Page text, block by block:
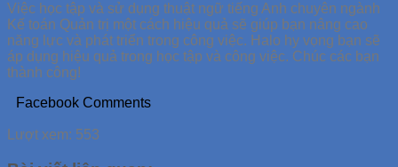
Việc học tập và sử dụng thuật ngữ tiếng Anh chuyên ngành
Kế toán Quản trị một cách hiệu quả sẽ giúp bạn nâng cao
năng lực và phát triển trong công việc. Halo hy vọng bạn sẽ
áp dụng hiệu quả trong học tập và công việc. Chúc các bạn
thành công!
Facebook Comments
Lượt xem: 553